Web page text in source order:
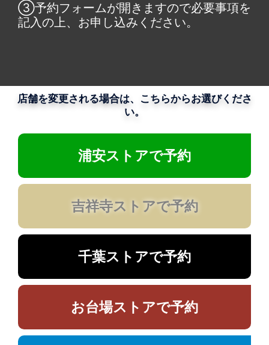
③予約フォームが開きますので必要事項を
記入の上、お申し込みください。
店舗を変更される場合は、こちらからお選びくださ
い。
浦安ストアで予約
吉祥寺ストアで予約
千葉ストアで予約
お台場ストアで予約